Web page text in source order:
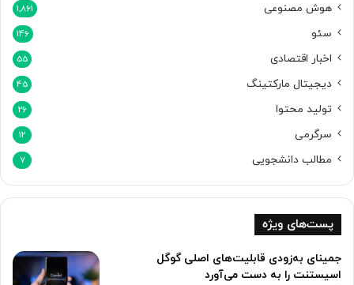
هوش مصنوعی 1,861
سئو 146
اخبار اقتصادی 55
دیجیتال مارکتینگ 45
تولید محتوا 26
سرگرمی 12
مطالب دانشجویی 7
پست‌های ویژه
جمینای به‌زودی قابلیت‌های اصلی گوگل
اسیستنت را به دست می‌آورد